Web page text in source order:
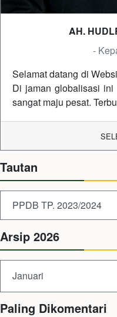
AH.
-
Selamat datang di
Di jaman globalisasi ini
sangat maju pesat.
Tautan
PPDB TP. 2023/2024
Arsip 2026
Januari
Paling Dikomentari